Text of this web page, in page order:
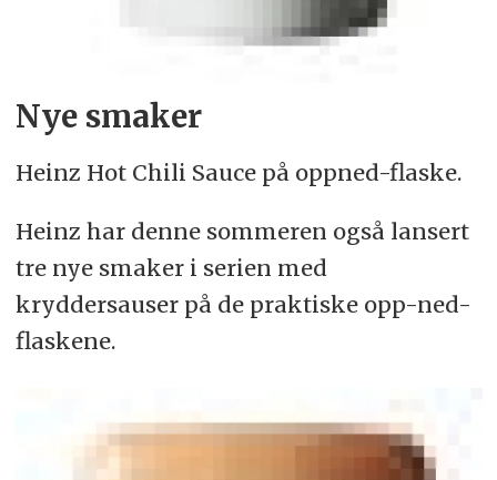
Nye smaker
Heinz Hot Chili Sauce på oppned-flaske.
Heinz har denne sommeren også lansert
tre nye smaker i serien med
kryddersauser på de praktiske opp-ned-
flaskene.